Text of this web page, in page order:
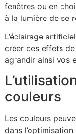
fenêtres ou en
à la lumière de se
L’éclairage
créer des effets
agrandir ainsi vos
couleurs
Les couleurs
dans